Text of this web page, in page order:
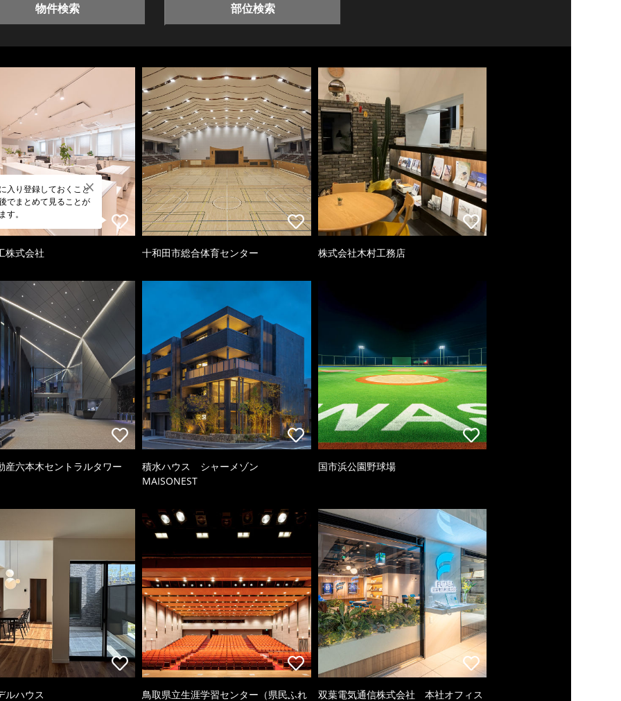
物件検索 部位検索
入り登録しておくこと
でまとめて見ることが
す。
株式会社 十和田市総合体育センター 株式会社木村工務店
産六本木セントラルタワー
積水ハウス シャーメゾン
MAISONEST
国市浜公園野球場
ルハウス
鳥取県立生涯学習センター（県民ふれ
双葉電気通信株式会社 本社オフィス